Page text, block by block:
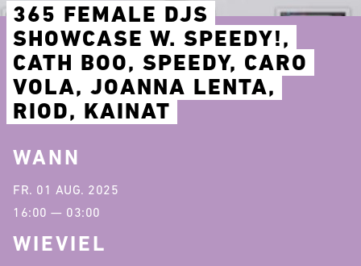
365 FEMALE DJS
SHOWCASE W. SPEEDY!,
CATH BOO, SPEEDY, CARO
VOLA, JOANNA LENTA,
RIOD, KAINAT
WANN
FR. 01 AUG. 2025
16:00 — 03:00
WIEVIEL